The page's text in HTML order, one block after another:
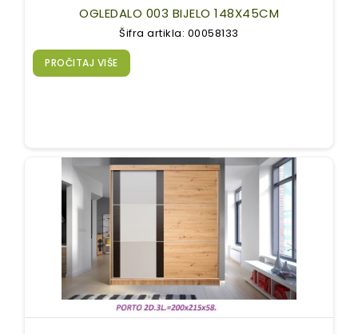
OGLEDALO 003 BIJELO 148X45CM
Šifra artikla: 00058133
PROČITAJ VIŠE